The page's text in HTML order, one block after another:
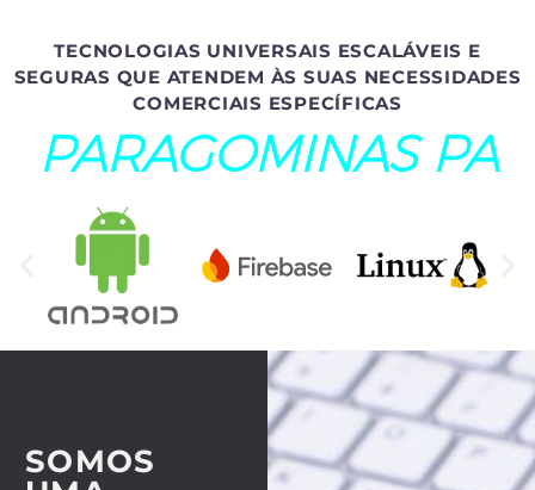
TECNOLOGIAS UNIVERSAIS ESCALÁVEIS E
SEGURAS QUE ATENDEM ÀS SUAS NECESSIDADES
COMERCIAIS ESPECÍFICAS
PARAGOMINAS PA
SOMOS